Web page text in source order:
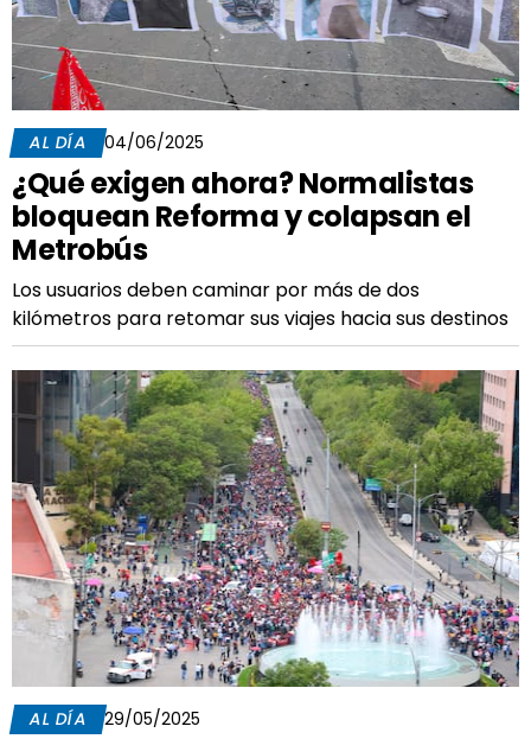
AL DÍA 04/06/2025
¿Qué exigen ahora? Normalistas
bloquean Reforma y colapsan el
Metrobús
Los usuarios deben caminar por más de dos
kilómetros para retomar sus viajes hacia sus destinos
AL DÍA 29/05/2025